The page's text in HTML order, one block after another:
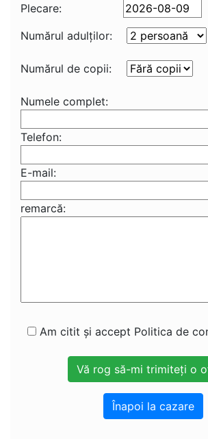
Plecare:
Numărul adulţilor:
Numărul de copii:
Numele complet:
Telefon:
E-mail:
remarcă:
Am citit și accept Politica de
Înapoi la cazare